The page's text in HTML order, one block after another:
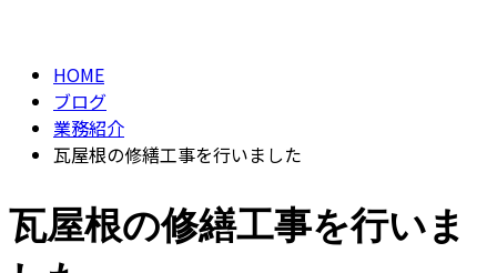
HOME
ブログ
業務紹介
瓦屋根の修繕工事を行いました
瓦屋根の修繕工事を行いま